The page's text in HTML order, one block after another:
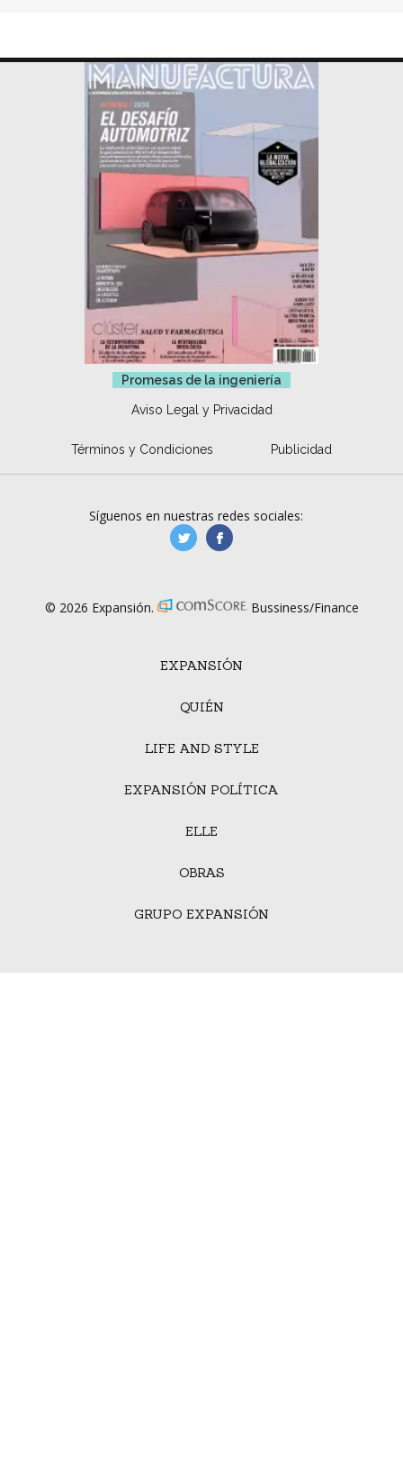
Promesas de la ingeniería
Aviso Legal y Privacidad
Términos y Condiciones Publicidad
EXPANSIÓN
QUIÉN
LIFE AND STYLE
EXPANSIÓN POLÍTICA
ELLE
OBRAS
GRUPO EXPANSIÓN
Síguenos en nuestras redes sociales:
manufacturaGE
© 2026 Expansión. Bussiness/Finance